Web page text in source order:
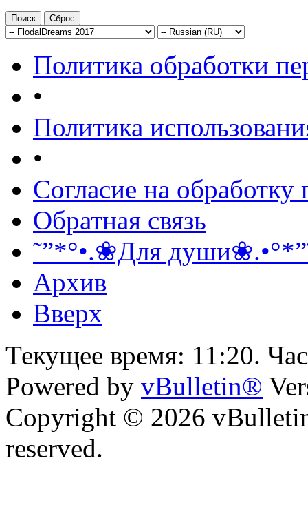
Политика обработки
•
Политика
•
Согласие на
Обратная связь
˜”*°•.❀Для
Архив
Вверх
Текущее время: 11:20.
Powered by vBulletin®
Copyright © 2026
reserved.